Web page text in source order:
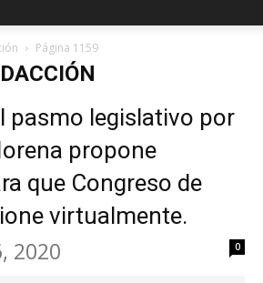
Página 1159
pasmo legislativo por
propone
que Congreso de
virtualmente.
2020 0